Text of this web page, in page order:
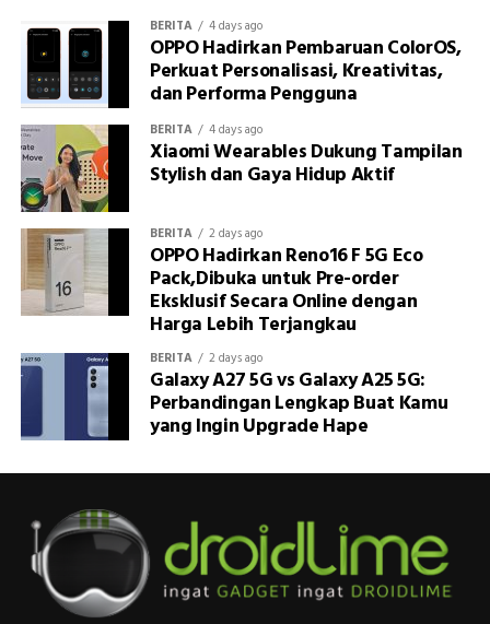
BERITA 4 days ago
OPPO Hadirkan Pembaruan ColorOS,
Perkuat Personalisasi, Kreativitas,
dan Performa Pengguna
BERITA 4 days ago
Xiaomi Wearables Dukung Tampilan
Stylish dan Gaya Hidup Aktif
BERITA 2 days ago
OPPO Hadirkan Reno16 F 5G Eco
Pack,Dibuka untuk Pre-order
Eksklusif Secara Online dengan
Harga Lebih Terjangkau
BERITA 2 days ago
Galaxy A27 5G vs Galaxy A25 5G:
Perbandingan Lengkap Buat Kamu
yang Ingin Upgrade Hape